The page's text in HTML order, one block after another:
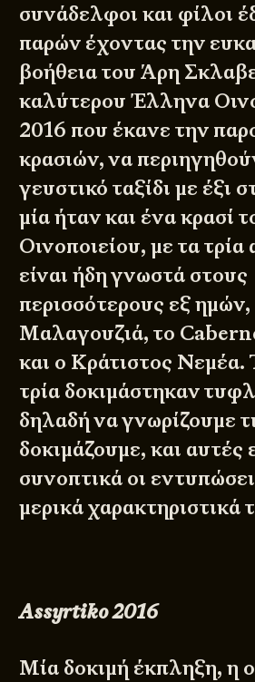
συνάδελφοι και φίλοι
παρών έχοντας την
βοήθεια του Άρη
καλύτερου Έλληνα
2016 που έκανε την
κρασιών, να
γευστικό ταξίδι με έξι
μία ήταν και ένα κρασί
Οινοποιείου, με τα
είναι ήδη γνωστά στους
περισσότερους εξ ημών,
Μαλαγουζιά, το
και ο Κράτιστος Νεμέα.
τρία δοκιμάστηκαν
δηλαδή να γνωρίζουμε
δοκιμάζουμε, και αυτές
συνοπτικά οι
μερικά χαρακτηριστικά
Assyrtiko2016
Μία δοκιμή έκπληξη, η